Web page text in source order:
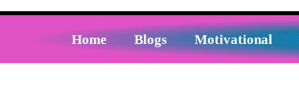
Home Blogs Motivational